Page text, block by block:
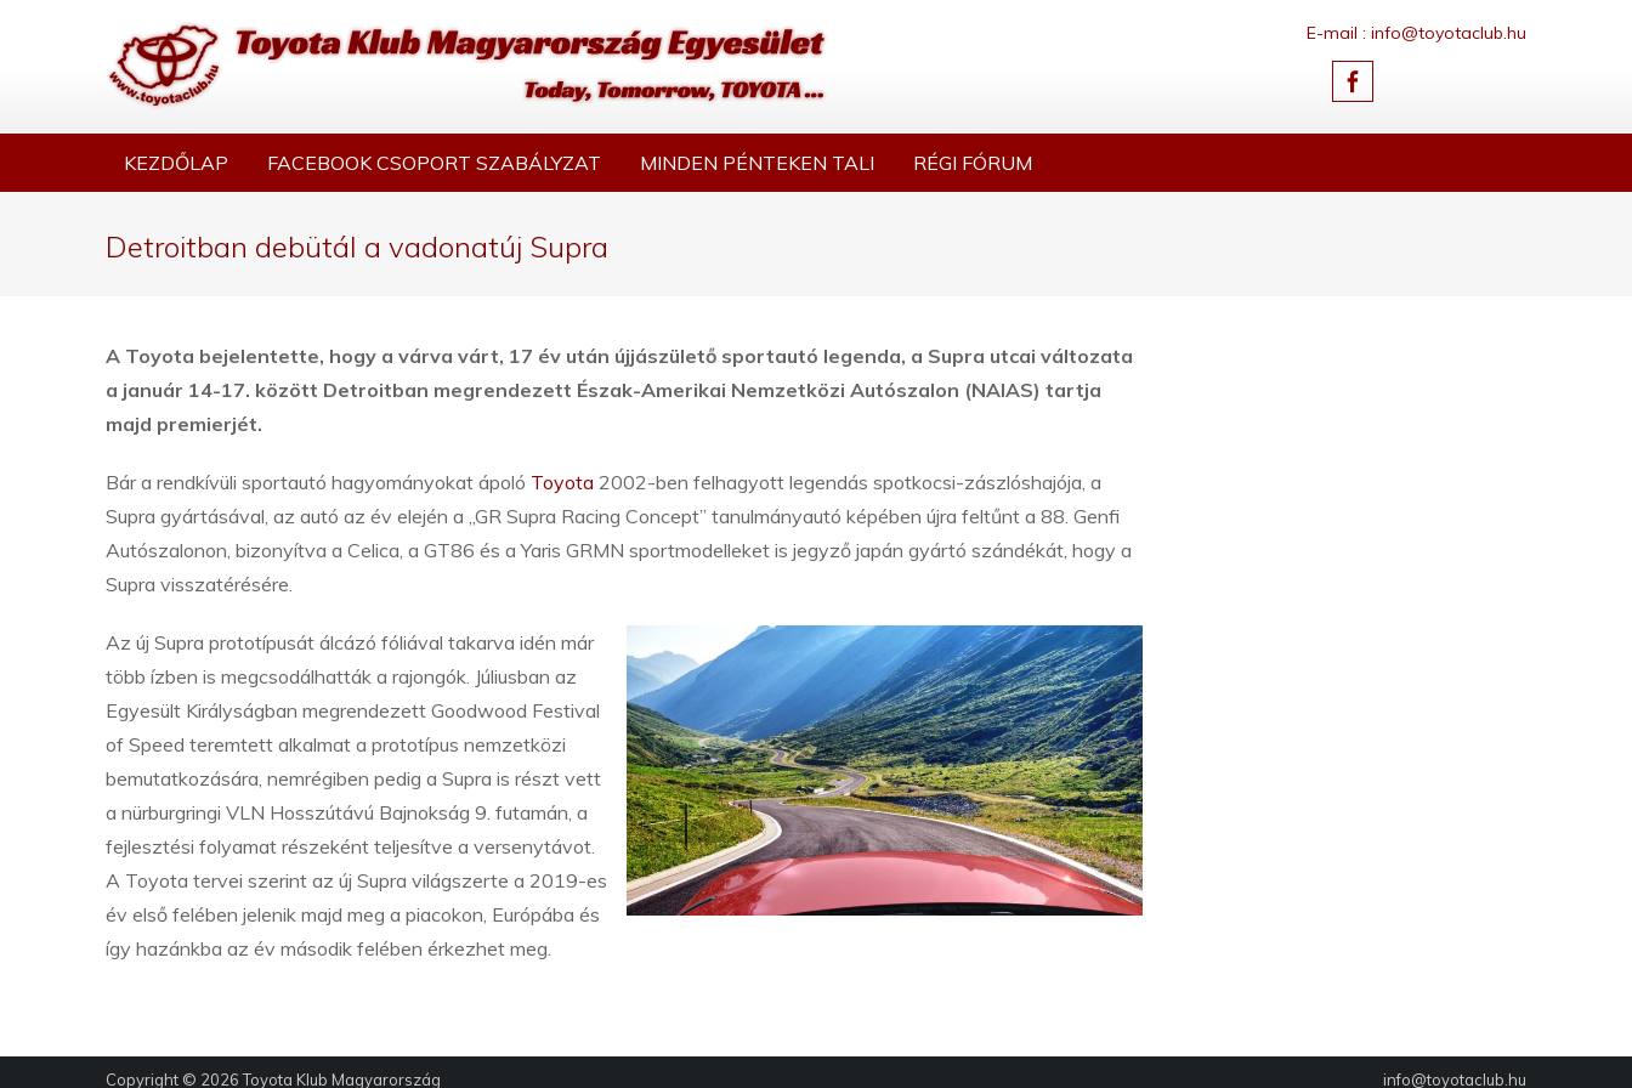
E-mail : info@toyotaclub.hu
KEZDŐLAP FACEBOOK CSOPORT SZABÁLYZAT MINDEN PÉNTEKEN TALI RÉGI FÓRUM
Detroitban debütál a vadonatúj Supra
A Toyota bejelentette, hogy a várva várt, 17 év után újjászülető sportautó legenda, a Supra utcai változata
a január 14-17. között Detroitban megrendezett Észak-Amerikai Nemzetközi Autószalon (NAIAS) tartja
majd premierjét.
Bár a rendkívüli sportautó hagyományokat ápoló Toyota 2002-ben felhagyott legendás spotkocsi-zászlóshajója, a
Supra gyártásával, az autó az év elején a „GR Supra Racing Concept” tanulmányautó képében újra feltűnt a 88. Genfi
Autószalonon, bizonyítva a Celica, a GT86 és a Yaris GRMN sportmodelleket is jegyző japán gyártó szándékát, hogy a
Supra visszatérésére.
Az új Supra prototípusát álcázó fóliával takarva idén már
több ízben is megcsodálhatták a rajongók. Júliusban az
Egyesült Királyságban megrendezett Goodwood Festival
of Speed teremtett alkalmat a prototípus nemzetközi
bemutatkozására, nemrégiben pedig a Supra is részt vett
a nürburgringi VLN Hosszútávú Bajnokság 9. futamán, a
fejlesztési folyamat részeként teljesítve a versenytávot.
A Toyota tervei szerint az új Supra világszerte a 2019-es
év első felében jelenik majd meg a piacokon, Európába és
így hazánkba az év második felében érkezhet meg.
info@toyotaclub.hu
Copyright © 2026Toyota Klub Magyarország